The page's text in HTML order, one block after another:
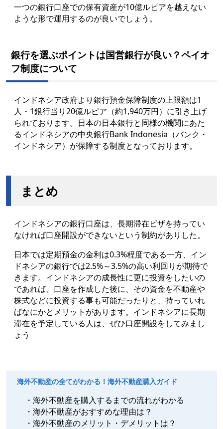
一つの銀行口座での保有資産が10億ルピアを越えない
ような形で運用するのが良いでしょう。
銀行を選ぶポイントは国営銀行が良い？ペイオ
フ制度について
インドネシア政府より銀行預金保障制度の上限額は1
人・1銀行当り20億ルピア（約1,940万円）に引き上げ
られております。日本の日本銀行と同様の機関にあた
るインドネシアの中央銀行Bank Indonesia（バンク・
インドネシア）が保障する制度となっております。
まとめ
インドネシアの銀行口座は、長期滞在ビザを持ってい
なければ口座開設ができないという制約がありした。
日本では定期預金の金利は0.3%程度である一方、イン
ドネシアの銀行では2.5%～3.5%の高い利回りが期待で
きます。インドネシアの成長性に更に投資をしたいの
であれば、口座を作成した後に、その資金を不動産や
株式などに投資する事も可能だったりと、持っていれ
ばなにかとメリットがあります。インドネシアに長期
滞在を予定している人は、ぜひ口座開設をしてみまし
ょう
海外不動産の全てがわかる！海外不動産購入ガイド
・海外不動産を購入するまでの流れがわかる
・海外不動産がおすすめな理由は？
・海外不動産のメリット・デメリットは？